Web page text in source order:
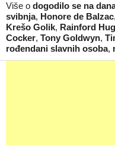
Više o dogodilo se na
svibnja, Honore de Balzac,
Krešo Golik, Rainford
Cocker, Tony Goldwyn,
rođendani slavnih osoba,